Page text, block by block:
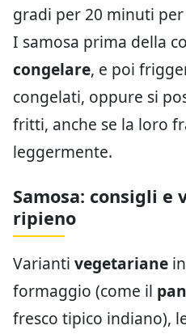
gradi per 20 minuti
I samosa prima della
congelare, e poi
congelati, oppure si
fritti, anche se la loro
leggermente.
Samosa: consigli e
ripieno
Varianti vegetariane
formaggio (come il
fresco tipico indiano),